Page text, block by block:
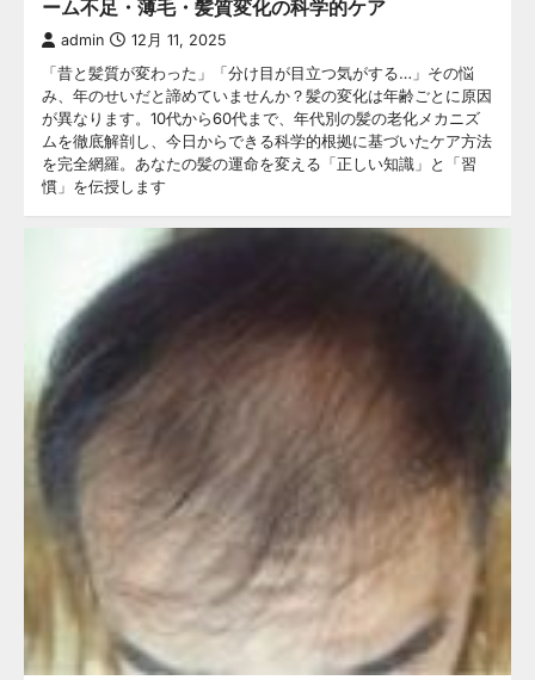
ーム不足・薄毛・髪質変化の科学的ケア
admin 12月 11, 2025
「昔と髪質が変わった」「分け目が目立つ気がする…」その悩
み、年のせいだと諦めていませんか？髪の変化は年齢ごとに原因
が異なります。10代から60代まで、年代別の髪の老化メカニズ
ムを徹底解剖し、今日からできる科学的根拠に基づいたケア方法
を完全網羅。あなたの髪の運命を変える「正しい知識」と「習
慣」を伝授します